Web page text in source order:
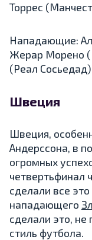
Торрес
Нападающие:
Жерар Морено
(Реал
Швеция
Швеция,
Андерссона, в
огромных
четвертьфинал
сделали все
нападающего
сделали это, не
стиль футбола.